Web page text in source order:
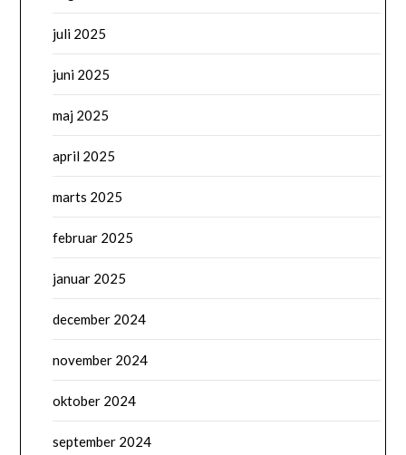
juli 2025
juni 2025
maj 2025
april 2025
marts 2025
februar 2025
januar 2025
december 2024
november 2024
oktober 2024
september 2024